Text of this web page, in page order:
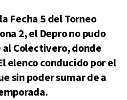
Fecha 5 del Torneo
2, el Depro no pudo
Colectivero, donde
elenco conducido por el
sin poder sumar de a